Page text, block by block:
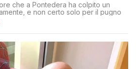
che a Pontedera ha colpito un
e non certo solo per il pugno